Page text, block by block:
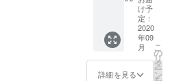
さい。
水彩紙
にアク
リル、
イン
ク、水
彩を主
け予
定：
2020
年09
月
詳細を見る
こ
の
リ
タ
ー
ン